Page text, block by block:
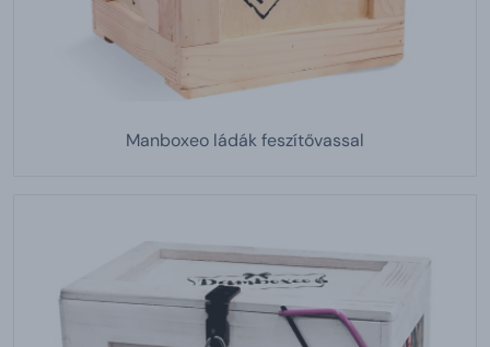
Manboxeo ládák feszítővassal